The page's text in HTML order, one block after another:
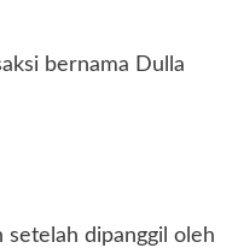
bernama Dulla
setelah dipanggil oleh